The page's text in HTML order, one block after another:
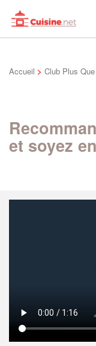
Accueil > Club Plus
et soyez